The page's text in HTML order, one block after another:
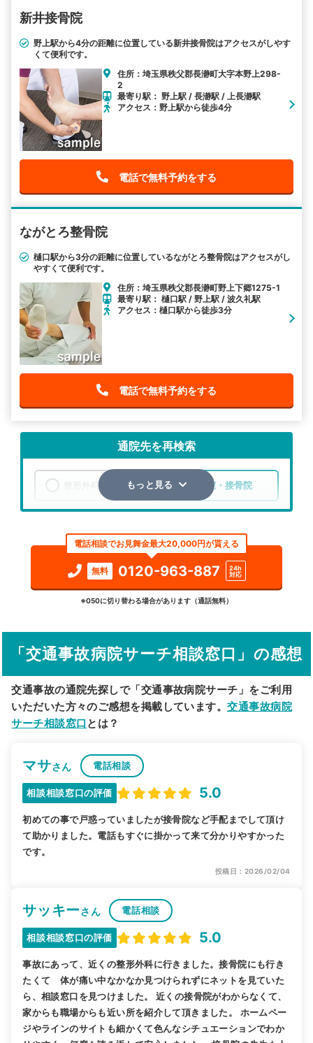
駅から探す
新井接骨院
野上駅から4分の距離に位置している新井接骨院はアクセスがしやす
くて便利です。
住所：埼玉県秩父郡長瀞町大字本野上298-
2
最寄り駅： 野上駅 / 長瀞駅 / 上長瀞駅
アクセス：野上駅から徒歩4分
電話で無料予約をする
ながとろ整骨院
樋口駅から3分の距離に位置しているながとろ整骨院はアクセスがし
やすくて便利です。
住所：埼玉県秩父郡長瀞町野上下郷1275-1
最寄り駅： 樋口駅 / 野上駅 / 波久礼駅
アクセス：樋口駅から徒歩3分
電話で無料予約をする
通院先を再検索
整形外科 整骨院・接骨院
検索する
詳細条件で絞り込む
駅から探す 院名から探す
もっと見る
電話相談でお見舞金最大20,000円が貰える
無料 0120-963-887
24h
対応
※050に切り替わる場合があります（通話無料）
「交通事故病院サーチ相談窓口」の感想
交通事故の通院先探しで「交通事故病院サーチ」をご利用
いただいた方々のご感想を掲載しています。交通事故病院
サーチ相談窓口 とは？
マサさん 電話相談
相談相談窓口の評価 5.0
初めての事で戸惑っていましたが接骨院など手配までして頂け
て助かりました。電話もすぐに掛かって来て分かりやすかった
です。
投稿日：2026/02/04
サッキーさん 電話相談
相談相談窓口の評価 5.0
事故にあって、近くの整形外科に行きました。接骨院にも行き
たくて 体が痛い中なかなか見つけられずにネットを見ていた
ら、相談窓口を見つけました。 近くの接骨院がわからなくて、
家からも職場からも近い所を紹介して頂きました。 ホームペー
ジやラインのサイトも細かくて色んなシチュエーションでわか